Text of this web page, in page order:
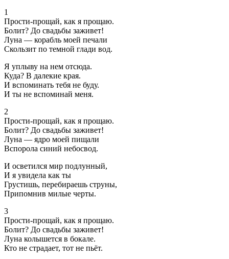
1
Прости-прощай, как я прощаю.
Болит? До свадьбы заживет!
Луна — корабль моей печали
Скользит по темной глади вод.
Я уплыву на нем отсюда.
Куда? В далекие края.
И вспоминать тебя не буду.
И ты не вспоминай меня.
2
Прости-прощай, как я прощаю.
Болит? До свадьбы заживет!
Луна — ядро моей пищали
Вспорола синий небосвод.
И осветился мир подлунный,
И я увидела как ты
Грустишь, перебираешь струны,
Припомнив милые черты.
3
Прости-прощай, как я прощаю.
Болит? До свадьбы заживет!
Луна колышется в бокале.
Кто не страдает, тот не пьёт.